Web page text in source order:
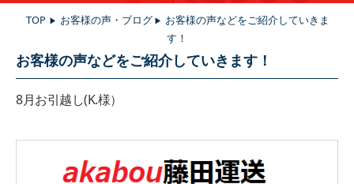
TOP ▶ お客様の声・ブログ ▶ お客様の声などをご紹介していきま
す！
お客様の声などをご紹介していきます！
8月お引越し(K.様）